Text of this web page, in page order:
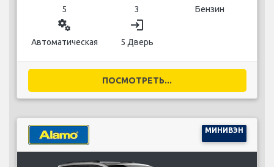
5 3 Бензин
miscellaneous_services
Автоматическая
login
5 Дверь
ПОСМОТРЕТЬ...
МИНИВЭН